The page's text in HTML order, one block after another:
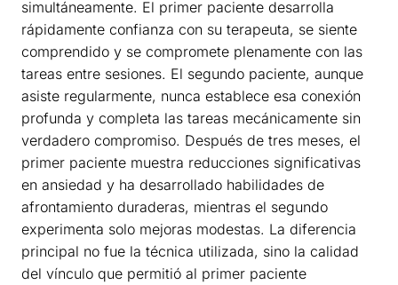
simultáneamente. El primer paciente desarrolla
rápidamente confianza con su terapeuta, se siente
comprendido y se compromete plenamente con las
tareas entre sesiones. El segundo paciente, aunque
asiste regularmente, nunca establece esa conexión
profunda y completa las tareas mecánicamente sin
verdadero compromiso. Después de tres meses, el
primer paciente muestra reducciones significativas
en ansiedad y ha desarrollado habilidades de
afrontamiento duraderas, mientras el segundo
experimenta solo mejoras modestas. La diferencia
principal no fue la técnica utilizada, sino la calidad
del vínculo que permitió al primer paciente